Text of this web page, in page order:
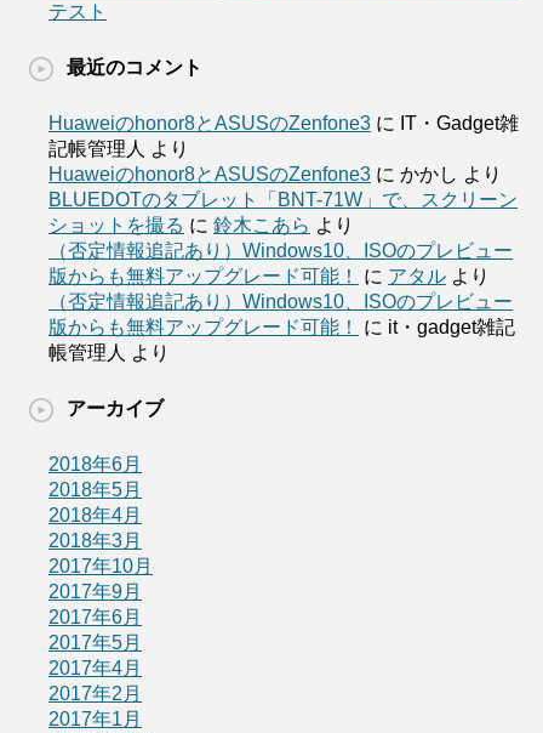
テスト
最近のコメント
Huaweiのhonor8とASUSのZenfone3 に IT・Gadget雑
記帳管理人 より
Huaweiのhonor8とASUSのZenfone3 に かかし より
BLUEDOTのタブレット「BNT-71W」で、スクリーン
ショットを撮る に 鈴木こあら より
（否定情報追記あり）Windows10、ISOのプレビュー
版からも無料アップグレード可能！
に アタル より
（否定情報追記あり）Windows10、ISOのプレビュー
版からも無料アップグレード可能！
に it・gadget雑記
帳管理人 より
アーカイブ
2018年6月
2018年5月
2018年4月
2018年3月
2017年10月
2017年9月
2017年6月
2017年5月
2017年4月
2017年2月
2017年1月